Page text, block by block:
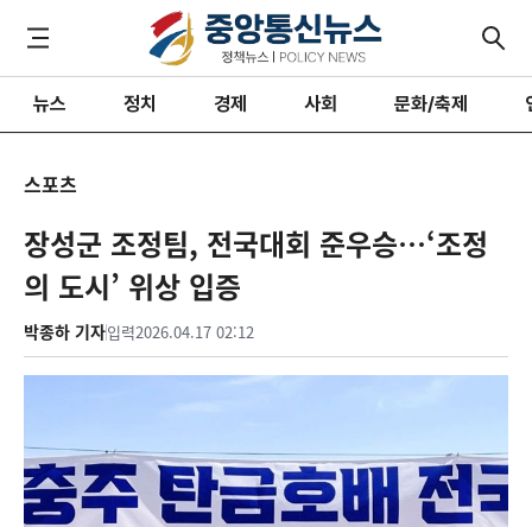
뉴스 정치 경제 사회 문화/축제
스포츠
장성군 조정팀, 전국대회 준우승…‘조정
의 도시’ 위상 입증
박종하 기자입력2026.04.17 02:12